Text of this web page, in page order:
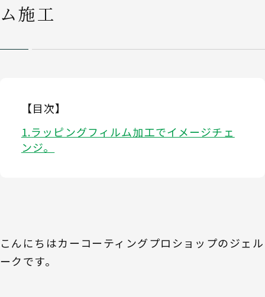
ム施工
【目次】
ラッピングフィルム加工でイメージチェ
ンジ。
こんにちはカーコーティングプロショップのジェル
ークです。